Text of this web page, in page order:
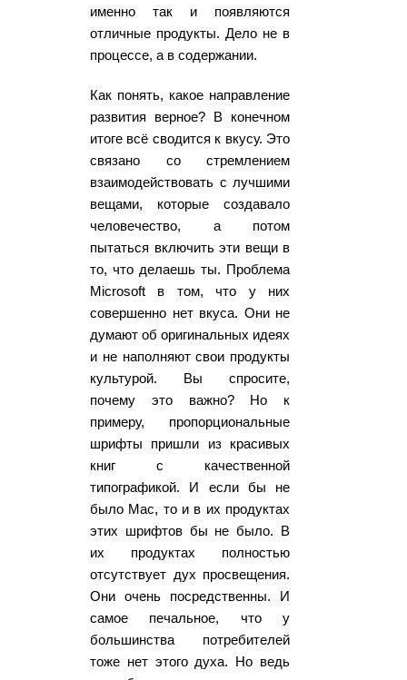
именно так и появляются
отличные продукты. Дело не в
процессе, а в содержании.
Как понять, какое направление
развития верное? В конечном
итоге всё сводится к вкусу. Это
связано со стремлением
взаимодействовать с лучшими
вещами, которые создавало
человечество, а потом
пытаться включить эти вещи в
то, что делаешь ты. Проблема
Microsoft в том, что у них
совершенно нет вкуса. Они не
думают об оригинальных идеях
и не наполняют свои продукты
культурой. Вы спросите,
почему это важно? Но к
примеру, пропорциональные
шрифты пришли из красивых
книг с качественной
типографикой. И если бы не
было Mac, то и в их продуктах
этих шрифтов бы не было. В
их продуктах полностью
отсутствует дух просвещения.
Они очень посредственны. И
самое печальное, что у
большинства потребителей
тоже нет этого духа. Но ведь